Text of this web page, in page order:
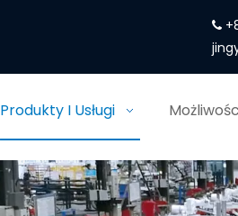

Produkty I Usługi